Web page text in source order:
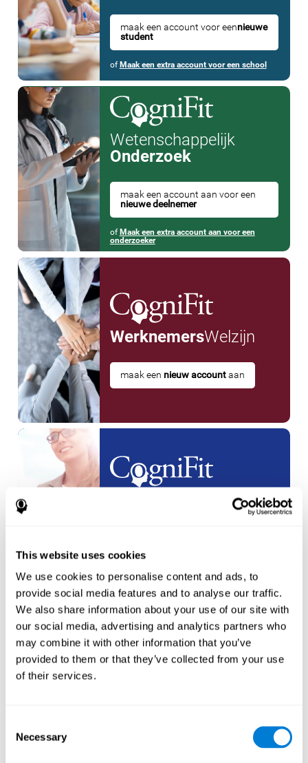
This website uses cookies
We use cookies to personalise content and ads, to
provide social media features and to analyse our traffic.
We also share information about your use of our site with
our social media, advertising and analytics partners who
may combine it with other information that you’ve
provided to them or that they’ve collected from your use
of their services.
Selection
Necessary
maak een account voor eennieuwe
student
of Maak een extra account voor een school
Wetenschappelijk
Onderzoek
maak een account aan voor een
nieuwe deelnemer
of Maak een extra account aan voor een
onderzoeker
WerknemersWelzijn
maak een nieuw accountaan
Partnerschappen
maak een
Atleten
Maak een extra account aan voor een